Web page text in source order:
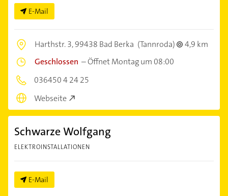
E-Mail
Harthstr. 3,99438 Bad Berka (Tannroda)
4,9 km
Geschlossen –Öffnet Montag um 08:00
036450 4 24 25
Webseite
Schwarze Wolfgang
ELEKTROINSTALLATIONEN
E-Mail